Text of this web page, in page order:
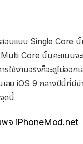
อบแบบ Single Core
Core นั้นคะแนนจะ
ใช้งานจริงก็จะดูไม่ออกเ
ลย iOS 9 กลางปีนี้ที่มีข่า
ดนี้
พจ iPhoneMod.net